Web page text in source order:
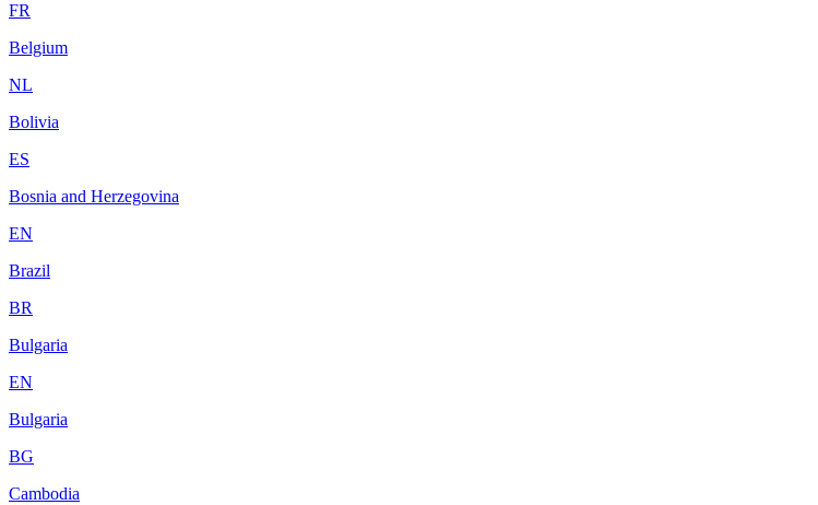
FR
Belgium
NL
Bolivia
ES
Bosnia and Herzegovina
EN
Brazil
BR
Bulgaria
EN
Bulgaria
BG
Cambodia